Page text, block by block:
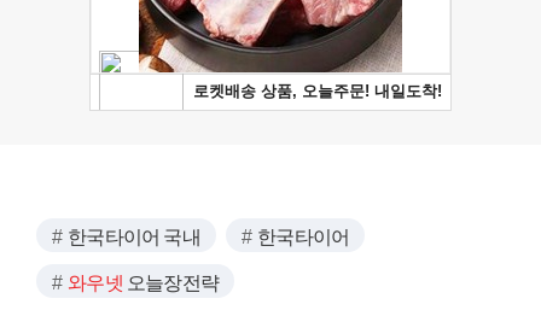
한국타이어 국내 한국타이어
와우넷 오늘장전략